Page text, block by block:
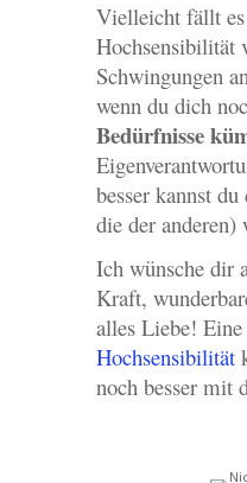
Vielleicht fällt
Hochsensibilität
Schwingungen
wenn du dich
Bedürfnisse
besser kannst
die der anderen)
Ich wünsche dir
Kraft,
alles Liebe! Eine
Hochsensibilität
noch besser mit